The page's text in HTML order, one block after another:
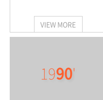
VIEW MORE
1990'